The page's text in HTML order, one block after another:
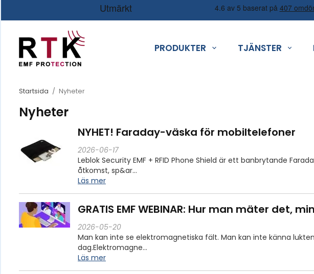
PRODUKTER TJÄNSTER
Startsida / Nyheter
Nyheter
NYHET! Faraday-väska för mobiltelefoner
2026-06-17
Leblok Security EMF + RFID Phone Shield är ett banbrytande
åtkomst, sp&ar…
Läs mer
GRATIS EMF WEBINAR: Hur man mäter det,
2026-05-20
Man kan inte se elektromagnetiska fält. Man kan inte känna
dag.Elektromagne…
Läs mer